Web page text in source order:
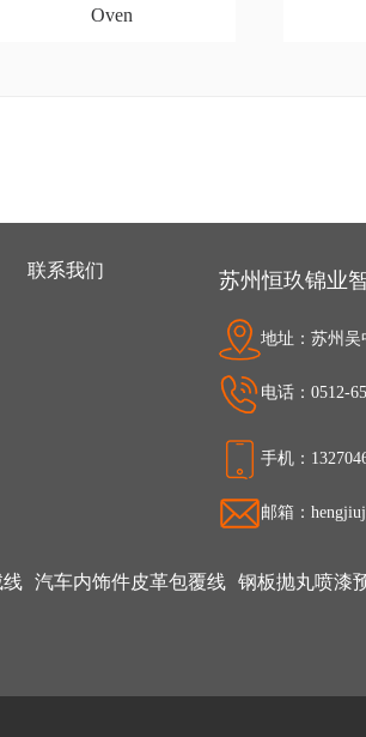
Oven
联系我们 苏州恒玖锦业
地址：苏州吴
电话：0512-
手机：
邮箱：
线 汽车内饰件皮革包覆线 钢板抛丸喷漆